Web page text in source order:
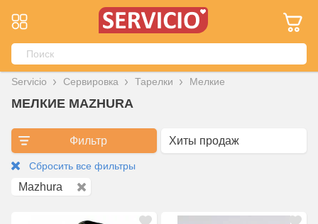
Servicio Сервировка Тарелки Мелкие
МЕЛКИЕ MAZHURA
Фильтр
Сбросить все фильтры
Mazhura